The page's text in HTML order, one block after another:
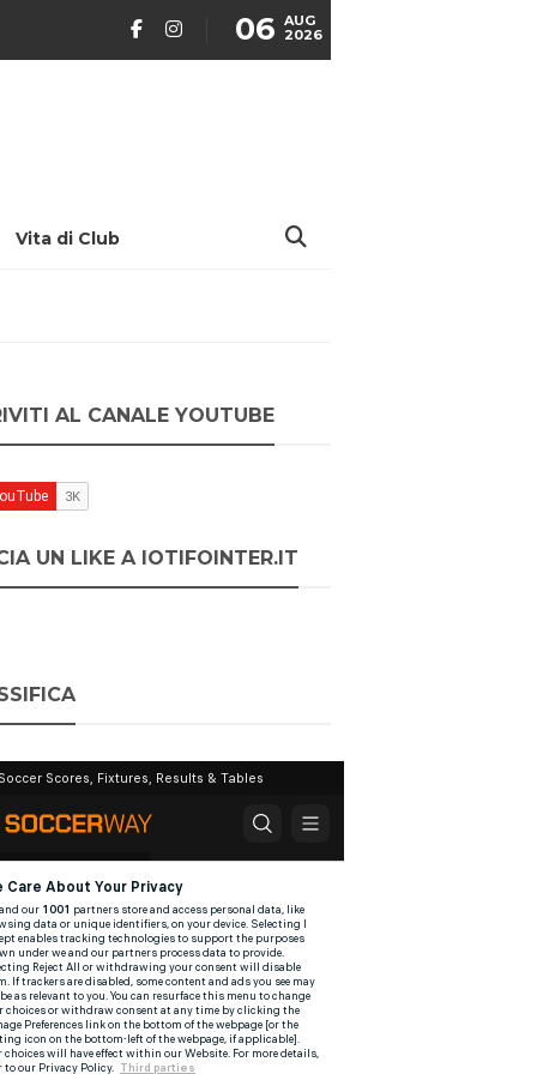
06 AUG
2026
Vita di Club
AL CANALE YOUTUBE
UN LIKE A IOTIFOINTER.IT